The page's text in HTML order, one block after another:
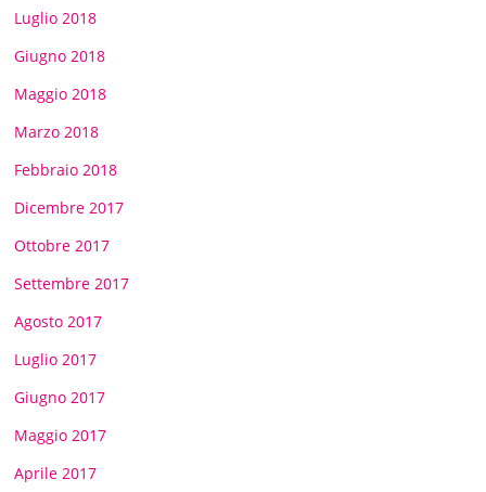
Luglio 2018
Giugno 2018
Maggio 2018
Marzo 2018
Febbraio 2018
Dicembre 2017
Ottobre 2017
Settembre 2017
Agosto 2017
Luglio 2017
Giugno 2017
Maggio 2017
Aprile 2017